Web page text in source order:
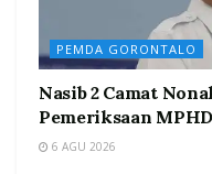
PEMDA GORONTALO
Nasib 2 Camat
Pemeriksaan MPHD
6 AGU 2026